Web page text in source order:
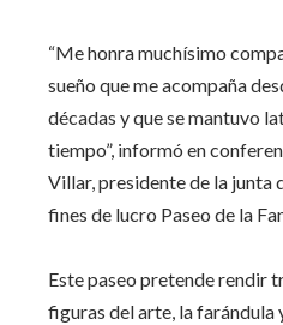
“Me honra muchísimo
sueño que me acompaña
décadas y que se mantuvo
tiempo”, informó en
Villar, presidente de la junta
fines de lucro Paseo de la
Este paseo pretende rendir
figuras del arte, la farándula